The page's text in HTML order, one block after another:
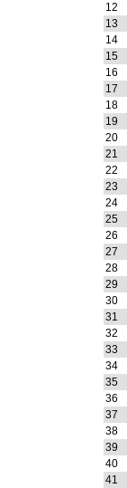
12
13
14
15
16
17
18
19
20
21
22
23
24
25
26
27
28
29
30
31
32
33
34
35
36
37
38
39
40
41